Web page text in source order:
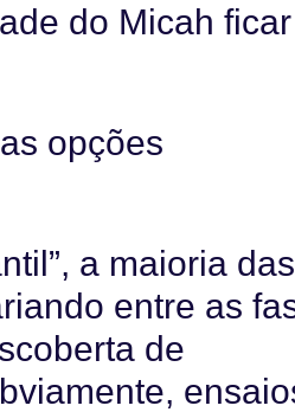
do Micah ficar
opções
a maioria das
entre as
de